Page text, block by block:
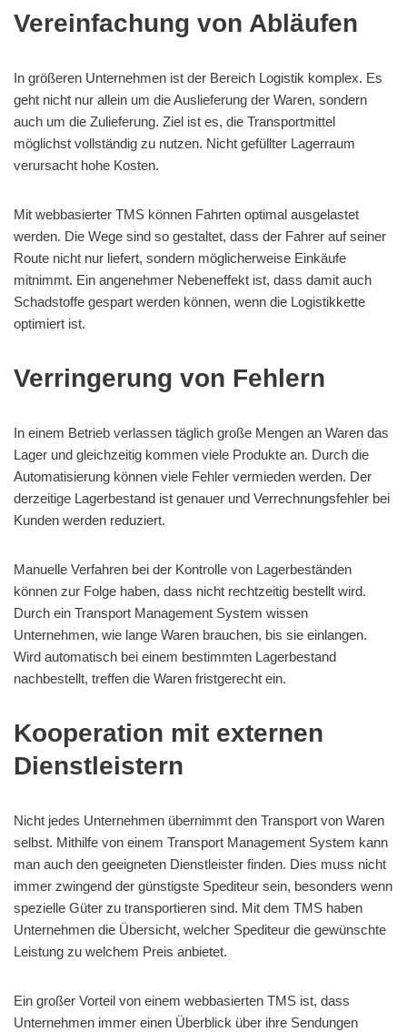
Vereinfachung von Abläufen
In größeren Unternehmen ist der Bereich Logistik komplex. Es
geht nicht nur allein um die Auslieferung der Waren, sondern
auch um die Zulieferung. Ziel ist es, die Transportmittel
möglichst vollständig zu nutzen. Nicht gefüllter Lagerraum
verursacht hohe Kosten.
Mit webbasierter TMS können Fahrten optimal ausgelastet
werden. Die Wege sind so gestaltet, dass der Fahrer auf seiner
Route nicht nur liefert, sondern möglicherweise Einkäufe
mitnimmt. Ein angenehmer Nebeneffekt ist, dass damit auch
Schadstoffe gespart werden können, wenn die Logistikkette
optimiert ist.
Verringerung von Fehlern
In einem Betrieb verlassen täglich große Mengen an Waren das
Lager und gleichzeitig kommen viele Produkte an. Durch die
Automatisierung können viele Fehler vermieden werden. Der
derzeitige Lagerbestand ist genauer und Verrechnungsfehler bei
Kunden werden reduziert.
Manuelle Verfahren bei der Kontrolle von Lagerbeständen
können zur Folge haben, dass nicht rechtzeitig bestellt wird.
Durch ein Transport Management System wissen
Unternehmen, wie lange Waren brauchen, bis sie einlangen.
Wird automatisch bei einem bestimmten Lagerbestand
nachbestellt, treffen die Waren fristgerecht ein.
Kooperation mit externen
Dienstleistern
Nicht jedes Unternehmen übernimmt den Transport von Waren
selbst. Mithilfe von einem Transport Management System kann
man auch den geeigneten Dienstleister finden. Dies muss nicht
immer zwingend der günstigste Spediteur sein, besonders wenn
spezielle Güter zu transportieren sind. Mit dem TMS haben
Unternehmen die Übersicht, welcher Spediteur die gewünschte
Leistung zu welchem Preis anbietet.
Ein großer Vorteil von einem webbasierten TMS ist, dass
Unternehmen immer einen Überblick über ihre Sendungen